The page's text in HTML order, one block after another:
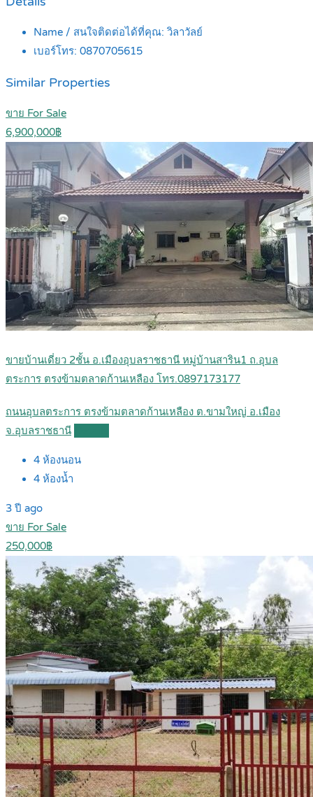
Name / สนใจติดต่อได้ที่คุณ: วิลาวัลย์
เบอร์โทร: 0870705615
Similar Properties
ขาย For Sale
6,900,000฿
ขายบ้านเดี่ยว 2ชั้น อ.เมืองอุบลราชธานี หมู่บ้านสาริน1 ถ.อุบล
ตระการ ตรงข้ามตลาดก้านเหลือง โทร.0897173177
ถนนอุบลตระการ ตรงข้ามตลาดก้านเหลือง ต.ขามใหญ่ อ.เมือง
จ.อุบลราชธานี
4 ห้องนอน
4 ห้องน้ำ
3 ปี ago
ขาย For Sale
250,000฿